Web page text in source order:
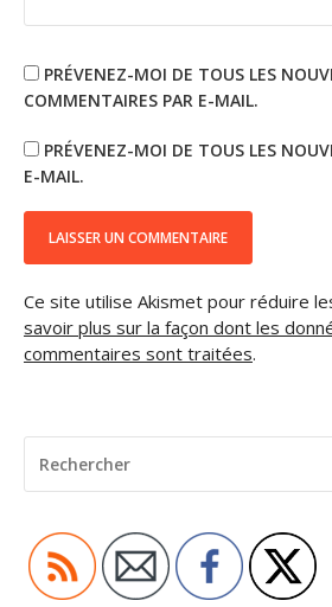
PRÉVENEZ-MOI DE TOUS LES
COMMENTAIRES PAR E-MAIL.
PRÉVENEZ-MOI DE TOUS LES
E-MAIL.
Ce site utilise Akismet pour réduire
savoir plus sur la façon dont les
commentaires sont traitées.
POUR
: